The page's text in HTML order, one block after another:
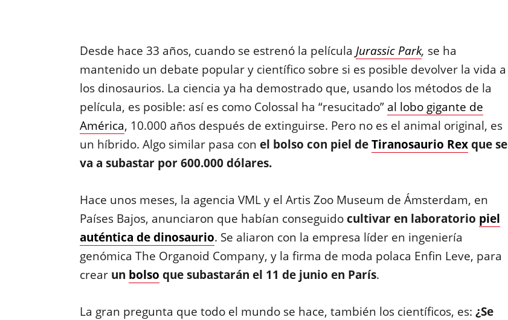
Desde hace 33 años, cuando se estrenó la película Jurassic Park, se ha
mantenido un debate popular y científico sobre si es posible devolver la vida a
los dinosaurios. La ciencia ya ha demostrado que, usando los métodos de la
película, es posible: así es como Colossal ha “resucitado” al lobo gigante de
América, 10.000 años después de extinguirse. Pero no es el animal original, es
un híbrido. Algo similar pasa con el bolso con piel deTiranosaurio Rexque se
va a subastar por 600.000 dólares.
Hace unos meses, la agencia VML y el Artis Zoo Museum de Ámsterdam, en
Países Bajos, anunciaron que habían conseguidocultivar en laboratorio piel
auténtica de dinosaurio. Se aliaron con la empresa líder en ingeniería
genómica The Organoid Company, y la firma de moda polaca Enfin Leve, para
crear un bolso que subastarán el 11 de junio en París.
La gran pregunta que todo el mundo se hace, también los científicos, es: ¿Se